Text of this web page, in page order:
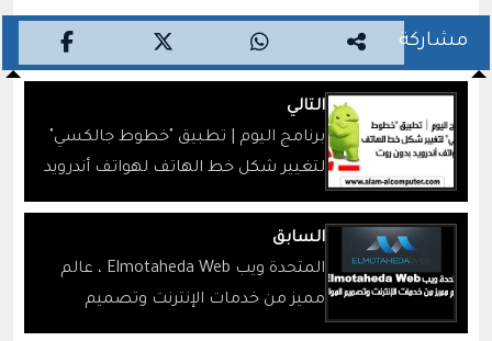
مشاركة
التالي
برنامج اليوم | تطبيق "خطوط جالكسي"
لتغيير شكل خط الهاتف لهواتف أندرويد
بدون روت
السابق
المتحدة ويب Elmotaheda Web ، عالم
مميز من خدمات الإنترنت وتصميم
المواقع